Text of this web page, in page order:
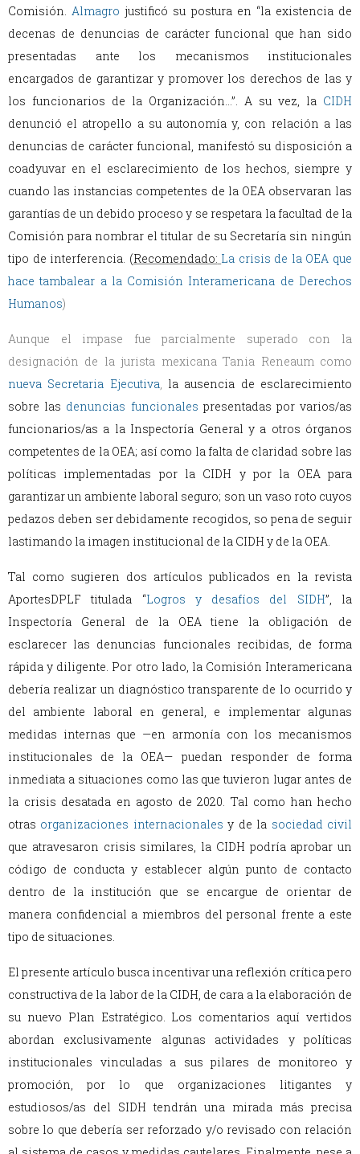
Comisión. Almagro justificó su postura en “la existencia de
decenas de denuncias de carácter funcional que han sido
presentadas ante los mecanismos institucionales
encargados de garantizar y promover los derechos de las y
los funcionarios de la Organización…”. A su vez, la CIDH
denunció el atropello a su autonomía y, con relación a las
denuncias de carácter funcional, manifestó su disposición a
coadyuvar en el esclarecimiento de los hechos, siempre y
cuando las instancias competentes de la OEA observaran las
garantías de un debido proceso y se respetara la facultad de la
Comisión para nombrar el titular de su Secretaría sin ningún
tipo de interferencia. (Recomendado: La crisis de la OEA que
hace tambalear a la Comisión Interamericana de Derechos
Humanos)
Aunque el impase fue parcialmente superado con la
designación de la jurista mexicana Tania Reneaum como
nueva Secretaria Ejecutiva, la ausencia de esclarecimiento
sobre las denuncias funcionales presentadas por varios/as
funcionarios/as a la Inspectoría General y a otros órganos
competentes de la OEA; así como la falta de claridad sobre las
políticas implementadas por la CIDH y por la OEA para
garantizar un ambiente laboral seguro; son un vaso roto cuyos
pedazos deben ser debidamente recogidos, so pena de seguir
lastimando la imagen institucional de la CIDH y de la OEA.
Tal como sugieren dos artículos publicados en la revista
AportesDPLF titulada “Logros y desafíos del SIDH”, la
Inspectoría General de la OEA tiene la obligación de
esclarecer las denuncias funcionales recibidas, de forma
rápida y diligente. Por otro lado, la Comisión Interamericana
debería realizar un diagnóstico transparente de lo ocurrido y
del ambiente laboral en general, e implementar algunas
medidas internas que —en armonía con los mecanismos
institucionales de la OEA— puedan responder de forma
inmediata a situaciones como las que tuvieron lugar antes de
la crisis desatada en agosto de 2020. Tal como han hecho
otras organizaciones internacionales y de la sociedad civil
que atravesaron crisis similares, la CIDH podría aprobar un
código de conducta y establecer algún punto de contacto
dentro de la institución que se encargue de orientar de
manera confidencial a miembros del personal frente a este
tipo de situaciones.
El presente artículo busca incentivar una reflexión crítica pero
constructiva de la labor de la CIDH, de cara a la elaboración de
su nuevo Plan Estratégico. Los comentarios aquí vertidos
abordan exclusivamente algunas actividades y políticas
institucionales vinculadas a sus pilares de monitoreo y
promoción, por lo que organizaciones litigantes y
estudiosos/as del SIDH tendrán una mirada más precisa
sobre lo que debería ser reforzado y/o revisado con relación